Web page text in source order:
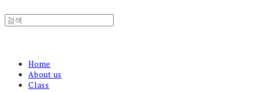
Home
About us
Class